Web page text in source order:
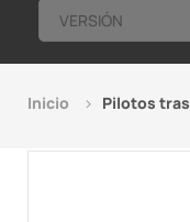
Inicio Pilotos